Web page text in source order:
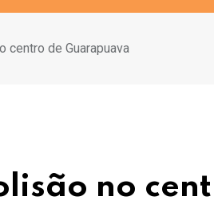
centro de Guarapuava
no